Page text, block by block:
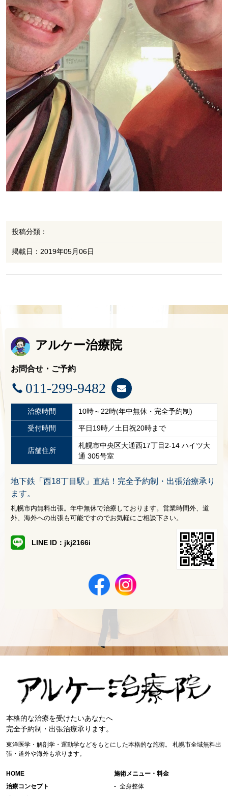
投稿分類：
掲載日：2019年05月06日
アルケー治療院
お問合せ・ご予約
011-299-9482
治療時間 10時～22時(年中無休・完全予約制)
受付時間 平日19時／土日祝20時まで
店舗住所
札幌市中央区大通西17丁目2-14 ハイツ大
通 305号室
地下鉄「西18丁目駅」直結！完全予約制・出張治療承り
ます。
札幌市内無料出張。年中無休で治療しております。営業時間外、道
外、海外への出張も可能ですのでお気軽にご相談下さい。
LINE ID：jkj2166i
本格的な治療を受けたいあなたへ
完全予約制・出張治療承ります。
東洋医学・解剖学・運動学などをもとにした本格的な施術。
札幌市全域無料出
張・道外や海外も承ります。
HOME
治療コンセプト
施術メニュー・料金
全身整体